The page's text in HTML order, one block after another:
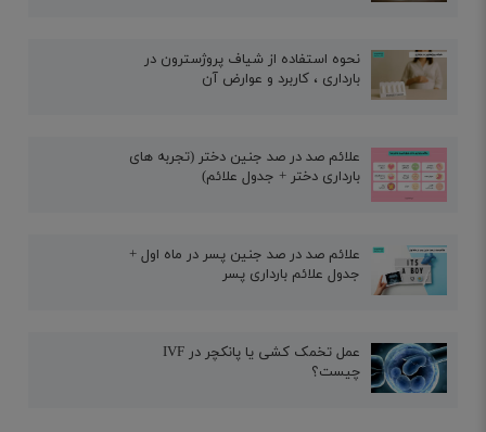
نحوه استفاده از شیاف پروژسترون در
بارداری ، کاربرد و عوارض آن
علائم صد در صد جنین دختر (تجربه های
بارداری دختر + جدول علائم)
علائم صد در صد جنین پسر در ماه اول +
جدول علائم بارداری پسر
عمل تخمک کشی یا پانکچر در IVF
چیست؟